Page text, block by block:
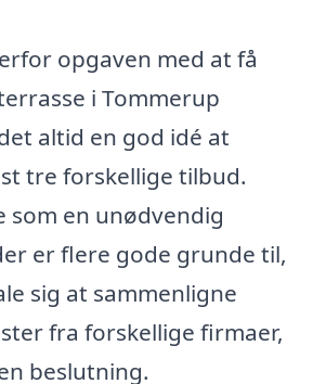
opgaven med at få
i Tommerup
altid en god idé at
tre forskellige tilbud.
som en unødvendig
er flere gode grunde til,
sig at sammenligne
fra forskellige firmaer,
beslutning.